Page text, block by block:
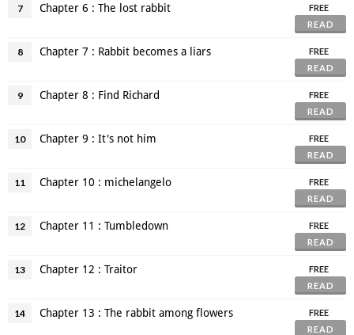
7 Chapter 6 : The lost rabbit
FREE
READ
8 Chapter 7 : Rabbit becomes a liars
FREE
READ
9 Chapter 8 : Find Richard
FREE
READ
10 Chapter 9 : It's not him
FREE
READ
11 Chapter 10 : michelangelo
FREE
READ
12 Chapter 11 : Tumbledown
FREE
READ
13 Chapter 12 : Traitor
FREE
READ
14 Chapter 13 : The rabbit among flowers
FREE
READ